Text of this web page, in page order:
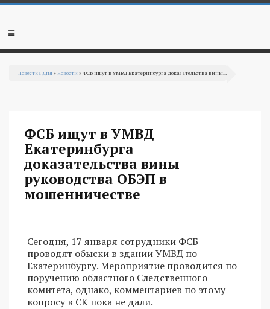
Перейти к основному содержанию
Мобильное
Повестка Дня »Новости » ФСБ ищут в УМВД Екатеринбурга доказательства вины...
ФСБ ищут в УМВД
Екатеринбурга
доказательства вины
руководства ОБЭП в
мошенничестве
Сегодня, 17 января сотрудники ФСБ
проводят обыски в здании УМВД по
Екатеринбургу. Мероприятие проводится по
поручению областного Следственного
комитета, однако, комментариев по этому
вопросу в СК пока не дали.